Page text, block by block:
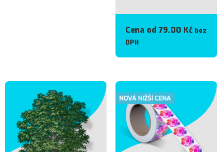
Cena od 79.00 Kč bez
DPH